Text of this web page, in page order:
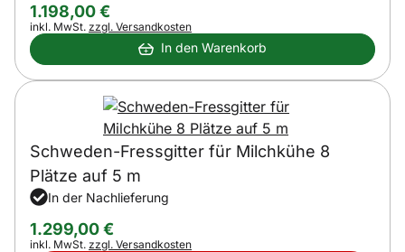
1.198,00€
Steuerhinweis:
inkl. MwSt. zzgl. Versandkosten
In den Warenkorb
Schweden-Fressgitter für Milchkühe 8
Plätze auf 5 m
In der Nachlieferung
1.299,00€
Steuerhinweis:
inkl. MwSt. zzgl. Versandkosten